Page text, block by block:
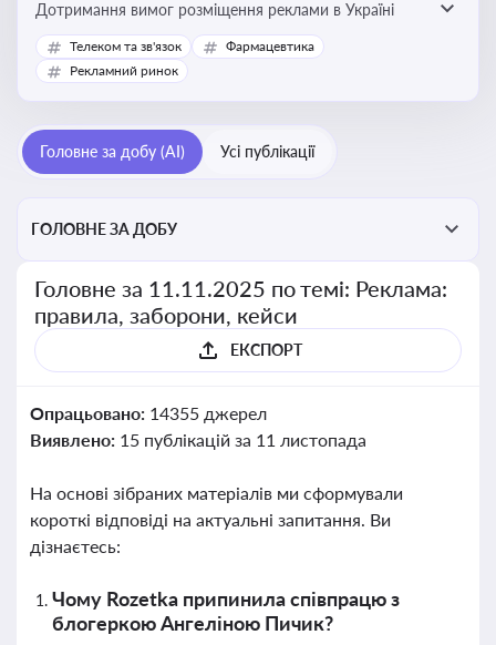
Дотримання вимог розміщення реклами в Україні
Телеком та зв'язок
Фармацевтика
Рекламний ринок
Головне за добу (AI) Усі публікації
ГОЛОВНЕ ЗА ДОБУ
Головне за 11.11.2025 по темі: Реклама:
правила, заборони, кейси
ЕКСПОРТ
Опрацьовано: 14355 джерел
Виявлено: 15 публікацій за 11 листопада
На основі зібраних матеріалів ми сформували
короткі відповіді на актуальні запитання. Ви
дізнаєтесь:
Чому Rozetka припинила співпрацю з
блогеркою Ангеліною Пичик?